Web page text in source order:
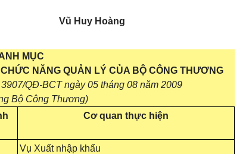
Vũ Huy Hoàng
MỤC
NĂNG QUẢN LÝ CỦA BỘ CÔNG THƯƠNG
QĐ-BCT ngày 05 tháng 08 năm 2009
Bộ Công Thương)
Cơ quan thực hiện
Vụ Xuất nhập khẩu